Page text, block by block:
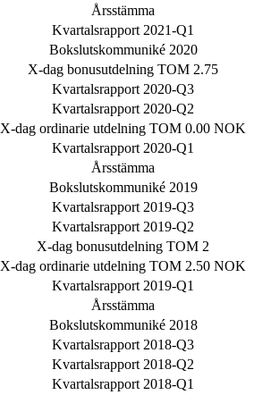
Årsstämma
Kvartalsrapport 2021-Q1
Bokslutskommuniké 2020
X-dag bonusutdelning TOM 2.75
Kvartalsrapport 2020-Q3
Kvartalsrapport 2020-Q2
X-dag ordinarie utdelning TOM 0.00 NOK
Kvartalsrapport 2020-Q1
Årsstämma
Bokslutskommuniké 2019
Kvartalsrapport 2019-Q3
Kvartalsrapport 2019-Q2
X-dag bonusutdelning TOM 2
X-dag ordinarie utdelning TOM 2.50 NOK
Kvartalsrapport 2019-Q1
Årsstämma
Bokslutskommuniké 2018
Kvartalsrapport 2018-Q3
Kvartalsrapport 2018-Q2
Kvartalsrapport 2018-Q1